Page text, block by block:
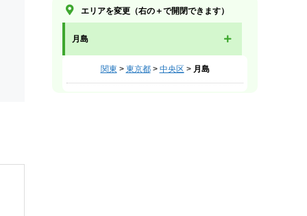
エリアを変更（右の＋で開閉できます）
月島
関東 > 東京都> 中央区 > 月島